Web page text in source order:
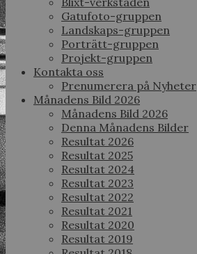
Gatufoto-gruppen
Landskaps-gruppen
Porträtt-gruppen
Projekt-gruppen
Kontakta oss
Prenumerera på Nyheter
Månadens Bild 2026
Månadens Bild 2026
Denna Månadens Bilder
Resultat 2026
Resultat 2025
Resultat 2024
Resultat 2023
Resultat 2022
Resultat 2021
Resultat 2020
Resultat 2019